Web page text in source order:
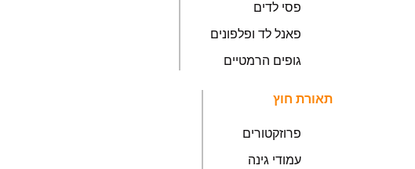
פסי לדים
פאנל לד ופלפונים
גופים הרמטיים
תאורת חוץ
פרוזקטורים
עמודי גינה